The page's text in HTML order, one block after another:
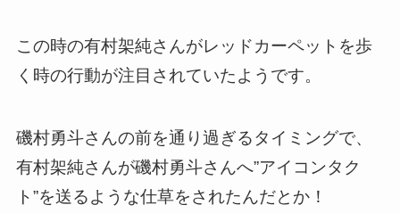
この時の有村架純さんがレッドカーペットを歩
く時の行動が注目されていたようです。
磯村勇斗さんの前を通り過ぎるタイミングで、
有村架純さんが磯村勇斗さんへ”アイコンタク
ト”を送るような仕草をされたんだとか！